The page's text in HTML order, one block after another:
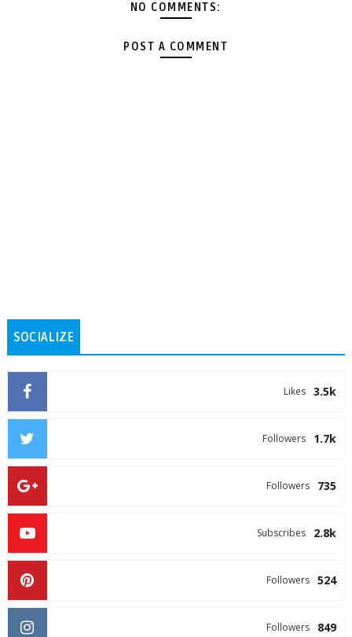
NO COMMENTS:
POST A COMMENT
SOCIALIZE
3.5k
Likes
1.7k
Followers
735
Followers
2.8k
Subscribes
524
Followers
849
Followers